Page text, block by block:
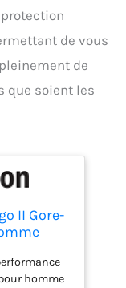
de vous
de
que soient les
II Gore-
homme